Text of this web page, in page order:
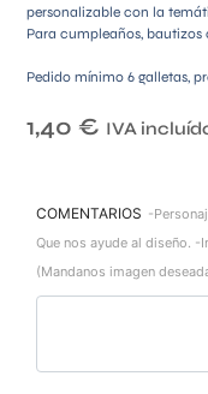
personalizable con la
Para cumpleaños, bautizos
Pedido mínimo 6 galletas,
1,40 € IVA
COMENTARIOS -
Que nos ayude al diseño.
(Mandanos imagen